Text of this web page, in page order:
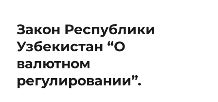
Закон Республики
Узбекистан “О
валютном
регулировании”.